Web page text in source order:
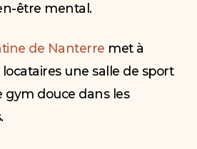
être mental.
de Nanterre met à
locataires une salle de sport
gym douce dans les